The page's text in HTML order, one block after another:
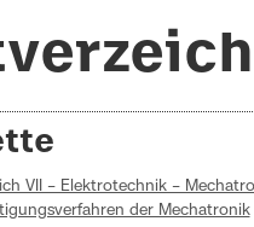
VII – Elektrotechnik –
der Mechatronik